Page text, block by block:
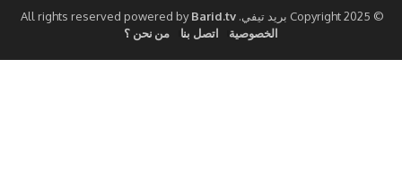
Barid.tv
اتصل بنا من نحن ؟